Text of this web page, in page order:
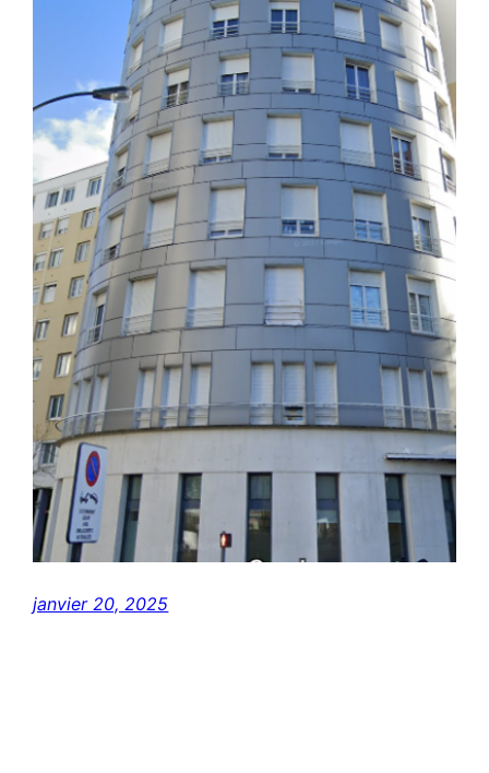
janvier 20, 2025